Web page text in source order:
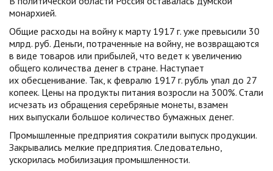
монархией.
Общие расходы на войну к марту 1917 г. уже превысили 30
млрд. руб. Деньги, потраченные на войну, не возвращаются
в виде товаров или прибылей, что ведет к увеличению
общего количества денег в стране. Наступает
их обесценивание. Так, к февралю 1917 г. рубль упал до 27
копеек. Цены на продукты питания возросли на 300%. Стали
исчезать из обращения серебряные монеты, взамен
них выпускали большое количество бумажных денег.
Промышленные предприятия сократили выпуск продукции.
Закрывались мелкие предприятия. Следовательно,
ускорилась мобилизация промышленности.